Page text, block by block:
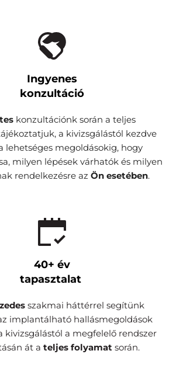
Ingyenes
konzultáció
konzultációnk során a teljes
a kivizsgálástól kezdve
egészen a lehetséges megoldásokig, hogy
milyen lépések várhatók és milyen
rendelkezésre az Ön esetében.
40+ év
tapasztalat
szakmai háttérrel segítünk
implantálható hallásmegoldások
kivizsgálástól a megfelelő rendszer
át a teljes folyamat során.